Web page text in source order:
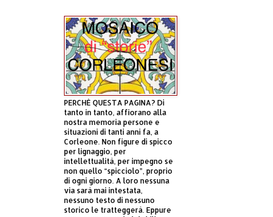
PERCHÈ QUESTA PAGINA? Di
tanto in tanto, affiorano alla
nostra memoria persone e
situazioni di tanti anni fa, a
Corleone. Non figure di spicco
per lignaggio, per
intellettualità, per impegno se
non quello “spicciolo”, proprio
di ogni giorno. A loro nessuna
via sarà mai intestata,
nessuno testo di nessuno
storico le tratteggerà. Eppure